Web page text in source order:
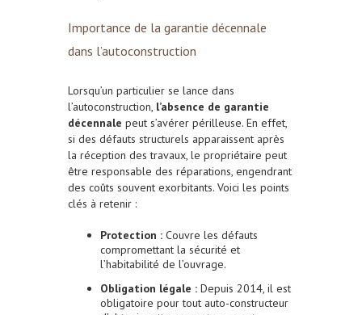
Importance de la garantie décennale
dans l’autoconstruction
Lorsqu’un particulier se lance dans
l’autoconstruction, l’absence de garantie
décennale peut s’avérer périlleuse. En effet,
si des défauts structurels apparaissent après
la réception des travaux, le propriétaire peut
être responsable des réparations, engendrant
des coûts souvent exorbitants. Voici les points
clés à retenir :
Protection : Couvre les défauts
compromettant la sécurité et
l’habitabilité de l’ouvrage.
Obligation légale : Depuis 2014, il est
obligatoire pour tout auto-constructeur